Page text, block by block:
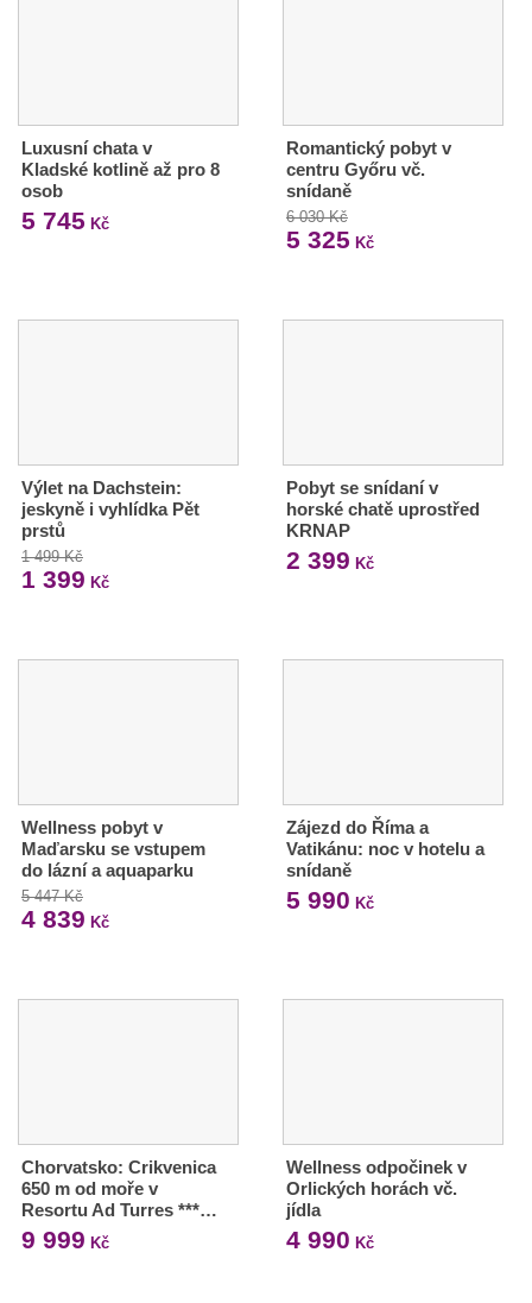
Luxusní chata v
Kladské kotlině až pro 8
osob
5 745 Kč
Romantický pobyt v
centru Győru vč.
snídaně
6 030 Kč
5 325 Kč
Výlet na Dachstein:
jeskyně i vyhlídka Pět
prstů
1 499 Kč
1 399 Kč
Pobyt se snídaní v
horské chatě uprostřed
KRNAP
2 399 Kč
Wellness pobyt v
Maďarsku se vstupem
do lázní a aquaparku
5 447 Kč
4 839 Kč
Zájezd do Říma a
Vatikánu: noc v hotelu a
snídaně
5 990 Kč
Chorvatsko: Crikvenica
650 m od moře v
Resortu Ad Turres ***…
9 999 Kč
Wellness odpočinek v
Orlických horách vč.
jídla
4 990 Kč